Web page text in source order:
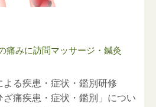
痛みに訪問マッサージ・鍼灸
よる疾患・症状・鑑別研修
痛疾患・症状・鑑別」につい